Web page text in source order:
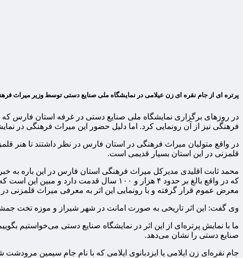
پرتره ای از جام نقره ای زن عیلامی در نمایشگاه ملی صنایع دستی توسط وزیر میراث
در روزهای برگزاری نمایشگاه ملی صنایع دستی در غرفه استان فارس
فرهنگی نیز از آن رونمایی کرد. اما دلیل حضور این میراث فرهنگی
در واقع متولیان میراث فرهنگی در استان فارس در نظر داشتند تا هنر
قلمزنی در این استان بسیار قدیمی است.
محمد ثابت اقلیدی مدیرکل میراث فرهنگی استان فارس در این باره
که در واقع بالغ بر حدود ۴ هزار و ۱۰۰
معرض عموم قرار گرفته و با رونمایی این اثر به معرفی میراث قلمزنی در
وی گفت: این اثر تاریخی به صورت امانت در شهر شیراز و موزه تخت جمشید بعد از ۵۸ سال به نمایش گذاشته شده و در کنار ۴۰ اثر از آثار مهم دوران هخامنشی نیز از تهران
ما با نمایش پرتره‌ای از این اثر در نمایشگاه صنایع دستی می‌خواستیم
صنایع دستی را نشان می‌دهد.
جام نقره‌ای زن ایلامی یا ایزدبانوی ایلامی که با نام جام سیمین